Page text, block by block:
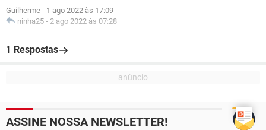
Guilherme - 1 ago 2022 às 17:09
ninha25 - 2 ago 2022 às 07:28
1 Respostas
ASSINE NOSSA NEWSLETTER!